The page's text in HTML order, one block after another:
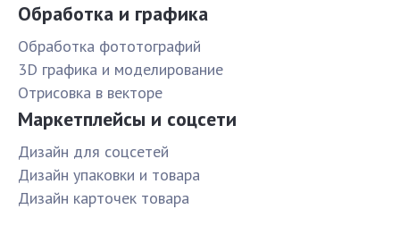
Обработка и графика
Обработка фототографий
3D графика и моделирование
Отрисовка в векторе
Маркетплейсы и соцсети
Дизайн для соцсетей
Дизайн упаковки и товара
Дизайн карточек товара